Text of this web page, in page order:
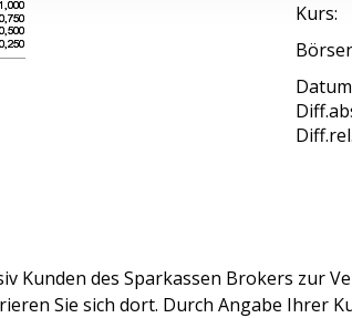
Kurs:
Kunden des Sparkassen Brokers zur
Sie sich dort. Durch Angabe Ihrer